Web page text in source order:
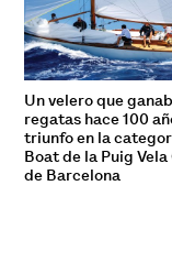
Un velero que
regatas hace 100
triunfo en la
Boat de la Puig
de Barcelona